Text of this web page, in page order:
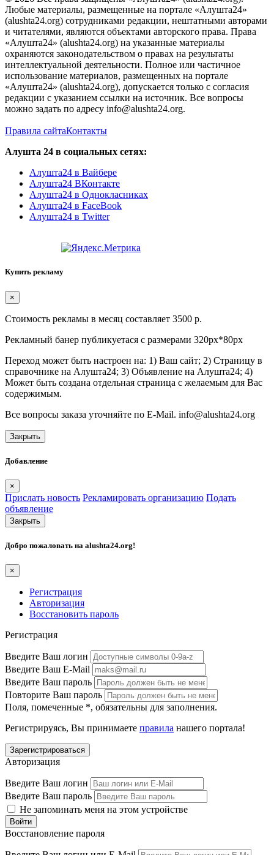
Любые материалы, размещенные на портале «Алушта24»
(alushta24.org) сотрудниками редакции, нештатными авторами
и читателями, являются объектами авторского права. Права
«Алушта24» (alushta24.org) на указанные материалы
охраняются законодательством о правах на результаты
интеллектуальной деятельности. Полное или частичное
использование материалов, размещенных на портале
«Алушта24» (alushta24.org), допускается только с согласия
редакции с указанием ссылки на источник. Все вопросы
можно задать по адресу info@alushta24.org.
Правила сайтаКонтакты
Алушта 24 в социальных сетях:
Алушта24 в Вайбере
Алушта24 ВКонтакте
Алушта24 в Однокласниках
Алушта24 в FaceBook
Алушта24 в Twitter
Купить рекламу
×
Стоимость рекламы в месяц составляет 3500 р.
Рекламный банер публикуетася с размерами 320px*80px
Переход может быть настроен на: 1) Ваш сайт; 2) Страницу в
справочнике на Алушта24; 3) Объявление на Алушта24; 4)
Может быть создана отдельная страница с желаемым для Вас
содержимым.
Все вопросы заказа уточняйте по E-Mail. info@alushta24.org
Закрыть
Добавление
×
Прислать новость Рекламировать организацию Подать
объявление
Закрыть
Добро пожаловать на alushta24.org!
×
Регистрация
Авторизация
Восстановить пароль
Регистрация
Введите Ваш логин
Введите Ваш E-Mail
Введите Ваш пароль
Повторите Ваш пароль
Поля, помеченные *, обязательны для заполнения.
Регистрируясь, Вы принимаете правила нашего портала!
Авторизация
Введите Ваш логин
Введите Ваш пароль
Не запоминать меня на этом устройстве
Восстановление пароля